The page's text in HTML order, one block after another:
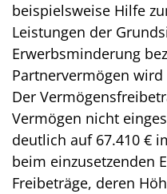
beispielsweise Hilfe
Leistungen der
Erwerbsminderung
Partnervermögen
Der
Vermögen nicht
deutlich auf 67.410 €
beim einzusetzenden
Freibeträge, deren